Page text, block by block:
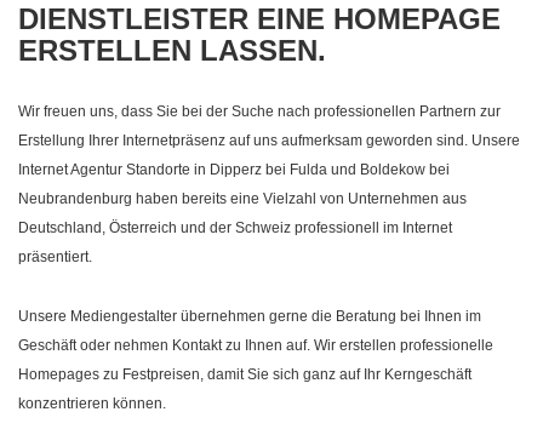
DIENSTLEISTER EINE HOMEPAGE
ERSTELLEN LASSEN.
Wir freuen uns, dass Sie bei der Suche nach professionellen Partnern zur
Erstellung Ihrer Internetpräsenz auf uns aufmerksam geworden sind. Unsere
Internet Agentur Standorte in Dipperz bei Fulda und Boldekow bei
Neubrandenburg haben bereits eine Vielzahl von Unternehmen aus
Deutschland, Österreich und der Schweiz professionell im Internet
präsentiert.
Unsere Mediengestalter übernehmen gerne die Beratung bei Ihnen im
Geschäft oder nehmen Kontakt zu Ihnen auf. Wir erstellen professionelle
Homepages zu Festpreisen, damit Sie sich ganz auf Ihr Kerngeschäft
konzentrieren können.